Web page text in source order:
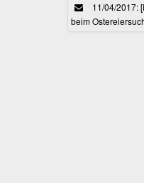
11/04/2017:
beim